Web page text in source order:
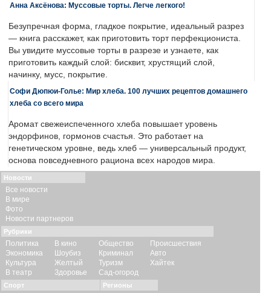
Анна Аксёнова: Муссовые торты. Легче легкого!
Безупречная форма, гладкое покрытие, идеальный разрез
— книга расскажет, как приготовить торт перфекциониста.
Вы увидите муссовые торты в разрезе и узнаете, как
приготовить каждый слой: бисквит, хрустящий слой,
начинку, мусс, покрытие.
Софи Дюпюи-Голье: Мир хлеба. 100 лучших рецептов домашнего
хлеба со всего мира
Аромат свежеиспеченного хлеба повышает уровень
эндорфинов, гормонов счастья. Это работает на
генетическом уровне, ведь хлеб — универсальный продукт,
основа повседневного рациона всех народов мира.
Новости
Все новости
В мире
Фото
Новости партнеров
Рубрики
Политика
Экономика
Культура
В театр
В кино
Шоубиз
Желтый
Здоровье
Общество
Криминал
Туризм
Сад-огород
Происшествия
Авто
Хайтек
Спорт Регионы